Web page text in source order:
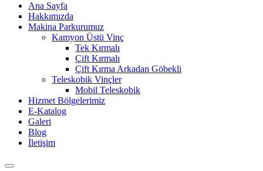
Ana Sayfa
Hakkımızda
Makina Parkurumuz
Kamyon Üstü Vinç
Tek Kırmalı
Çift Kırmalı
Çift Kırma Arkadan Göbekli
Teleskobik Vinçler
Mobil Teleskobik
Hizmet Bölgelerimiz
E-Katalog
Galeri
Blog
İletişim